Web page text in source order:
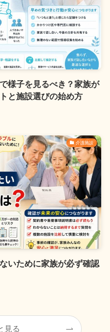
様子を見るべき？家族が
と施設選びの始め方
介護施設
いために家族が必ず確認
見る